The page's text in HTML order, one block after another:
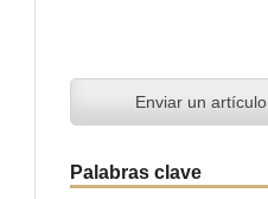
Enviar un artículo
Palabras clave